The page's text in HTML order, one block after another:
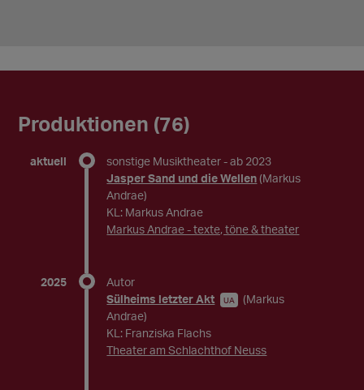
Produktionen (76)
aktuell sonstige Musiktheater - ab 2023
Jasper Sand und die Wellen (Markus
Andrae)
KL: Markus Andrae
Markus Andrae - texte, töne & theater
2025
Autor
Sülheims letzter Akt
UA
(Markus
Andrae)
KL: Franziska Flachs
Theater am Schlachthof Neuss